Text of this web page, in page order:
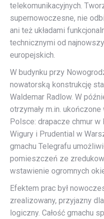
telekomunikacyjnych.
supernowoczesne, nie
ani też układami
technicznymi od
europejskich.
W budynku przy
nowatorską konstrukcję
Waldemar Radlow. W
otrzymały m.in.
Polsce: drapacze chmur
Wigury i Prudential w
gmachu Telegrafu
pomieszczeń ze
wstawienie ogromnych
Efektem prac był
zrealizowany, przyjazny
logiczny. Całość gmachu